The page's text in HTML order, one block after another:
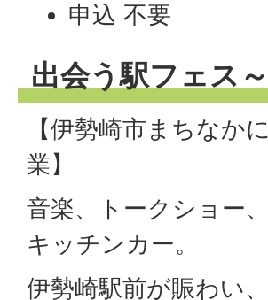
申込 不要
出会う駅フェス
【伊勢崎市まちなか
業】
音楽、トークショー
キッチンカー。
伊勢崎駅前が賑わい